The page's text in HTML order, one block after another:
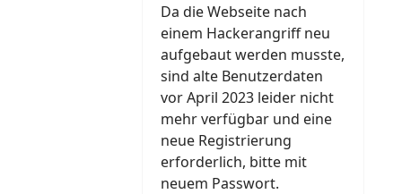
Da die Webseite nach
einem Hackerangriff neu
aufgebaut werden musste,
sind alte Benutzerdaten
vor April 2023 leider nicht
mehr verfügbar und eine
neue Registrierung
erforderlich, bitte mit
neuem Passwort.